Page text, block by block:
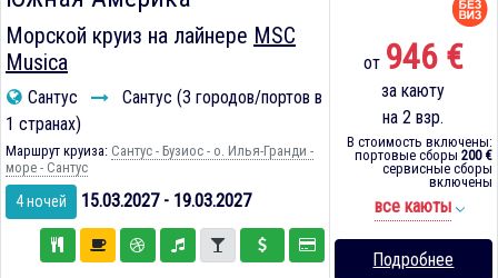
Морской круиз на лайнере MSC
Musica
Сантус
Сантус (3 городов/портов в
1 странах)
Маршрут круиза: Сантус - Бузиос - о. Илья-Гранди -
море - Сантус
4 ночей 15.03.2027 - 19.03.2027
от 946 €
за каюту
на 2 взр.
В стоимость включены:
портовые сборы 200 €
сервисные сборы
включены
все каюты
Подробнее